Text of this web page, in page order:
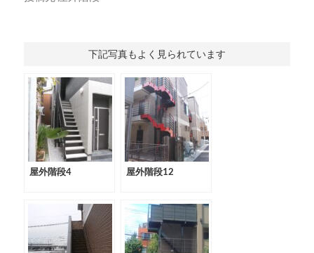
下記写真もよく見られています
屋外階段4 屋外階段12